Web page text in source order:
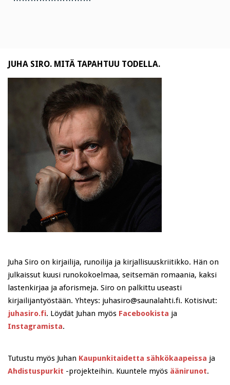
JUHA SIRO. MITÄ TAPAHTUU TODELLA.
Juha Siro on kirjailija, runoilija ja kirjallisuuskriitikko. Hän on
julkaissut kuusi runokokoelmaa, seitsemän romaania, kaksi
lastenkirjaa ja aforismeja. Siro on palkittu useasti
kirjailijantyöstään. Yhteys: juhasiro@saunalahti.fi. Kotisivut:
juhasiro.fi. Löydät Juhan myös Facebookista ja
Instagramista.
Tutustu myös Juhan Kaupunkitaidetta sähkökaapeissa ja
Ahdistuspurkit -projekteihin. Kuuntele myös äänirunot.